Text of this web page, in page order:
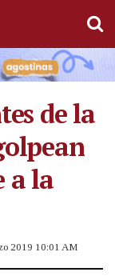
de la
a la
2019 10:01 AM